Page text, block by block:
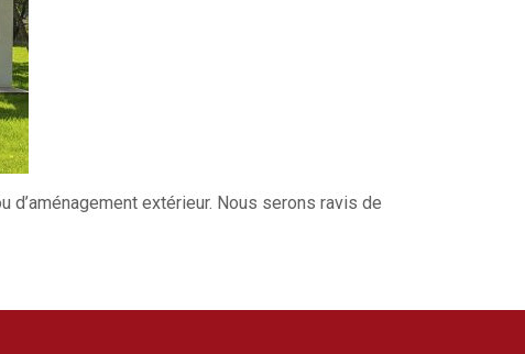
d’aménagement extérieur. Nous serons ravis de